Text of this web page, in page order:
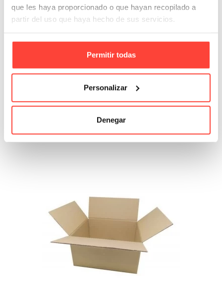
que les haya proporcionado o que hayan recopilado a
partir del uso que haya hecho de sus servicios.
Permitir todas
Personalizar
Denegar
Detalles del producto
No hay artículos
VISTO RECIENTEMENTE